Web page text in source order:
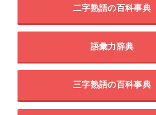
二字熟語の百科事典
語彙力辞典
三字熟語の百科事典